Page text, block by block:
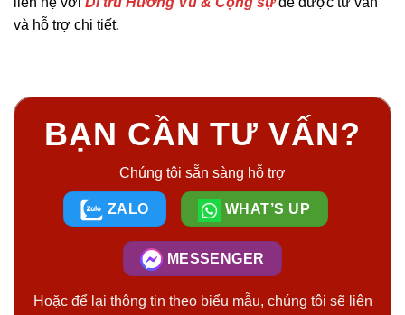
và hỗ trợ chi tiết.
BẠN CẦN TƯ VẤN?
Chúng tôi sẵn sàng hỗ trợ
ZALO WHAT’S UP
MESSENGER
Hoặc để lại thông tin theo biểu mẫu, chúng tôi sẽ liên